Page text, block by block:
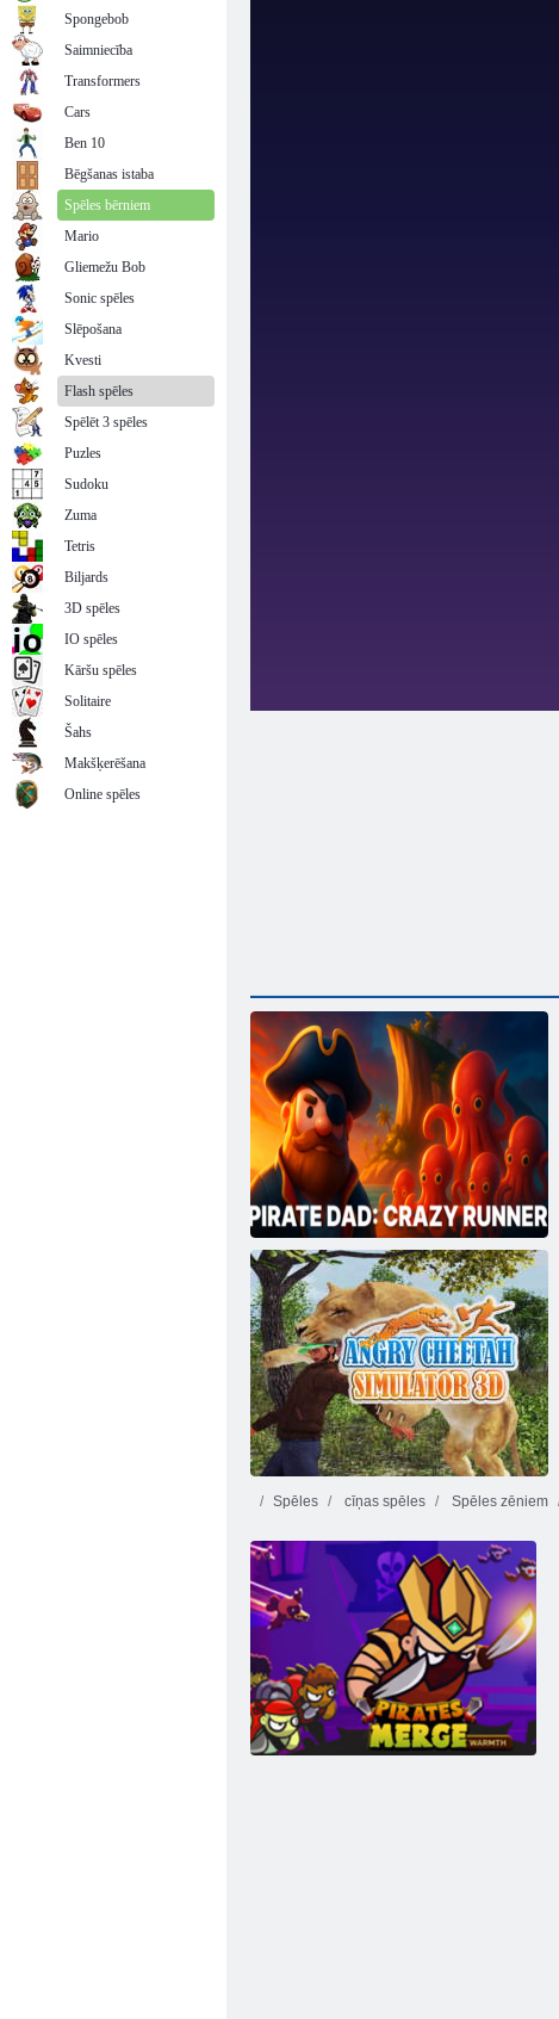
Pirātu tētis: trakais skrējējs
Dusmīgs geparda simulators 3D
Spēles cīņas spēles Spēles zēniem
Spongebob
Saimniecība
Transformers
Cars
Ben 10
Bēgšanas istaba
Spēles bērniem
Mario
Gliemežu Bob
Sonic spēles
Slēpošana
Kvesti
Flash spēles
Spēlēt 3 spēles
Puzles
Sudoku
Zuma
Tetris
Biljards
3D spēles
IO spēles
Kāršu spēles
Solitaire
Šahs
Makšķerēšana
Online spēles